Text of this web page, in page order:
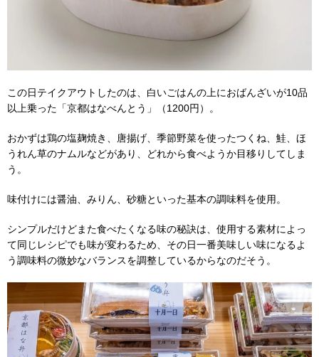
この日テイクアウトしたのは、白いごはんの上におばんざいが10品
以上乗った「京都はなべんとう」（1200円）。
おかずは鶏の塩麹焼き、唐揚げ、季節野菜を使ったつくね、鮭、ほ
うれん草のナムルなどがあり、どれから食べようか目移りしてしま
う。
味付けには醤油、みりん、砂糖といった基本の調味料を使用。
シンプルだけどまた食べたくなる味の秘訣は、使用する素材によっ
て同じレシピでも味が変わるため、その日一番美味しい味になるよ
う調味料の微妙なバランスを調整しているからなのだそう。